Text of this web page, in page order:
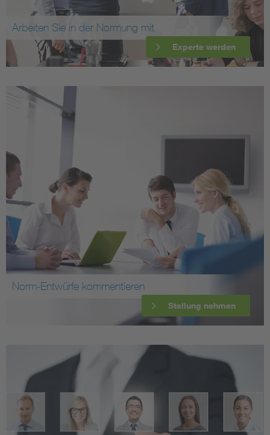
Arbeiten Sie in der Normung mit
Experte werden
Norm-Entwürfe kommentieren
Stellung nehmen